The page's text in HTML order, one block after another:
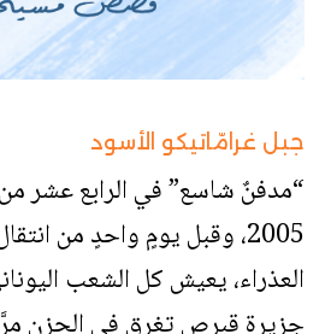
جبل غرامّاتيكو الأسود
“مدفنٌ شاسع” في الرابع عشر
2005، وقبل يومٍ واحدٍ من
العذراء، يعيش كل الشعب